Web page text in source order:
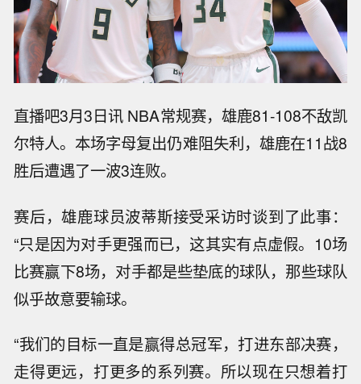
直播吧3月3日讯 NBA常规赛，雄鹿81-108不敌凯
尔特人。本场字母复出仍难阻失利，雄鹿在11战8
胜后遭遇了一波3连败。
赛后，雄鹿球员波蒂斯接受采访时谈到了此事：
“只是因为对手更强而已，这其实有点虚假。10场
比赛赢下8场，对手都是些垫底的球队，那些球队
似乎故意要输球。
“我们的目标一直是赢得总冠军，打进东部决赛，
走得更远，打更多的系列赛。所以现在只想着打